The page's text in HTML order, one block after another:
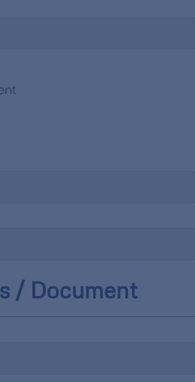
/ Document